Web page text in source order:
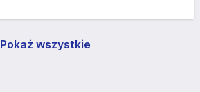
Pokaż wszystkie